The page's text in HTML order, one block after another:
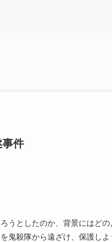
件
うとしたのか、背景にはどの
鬼殺隊から遠ざけ、保護しよ